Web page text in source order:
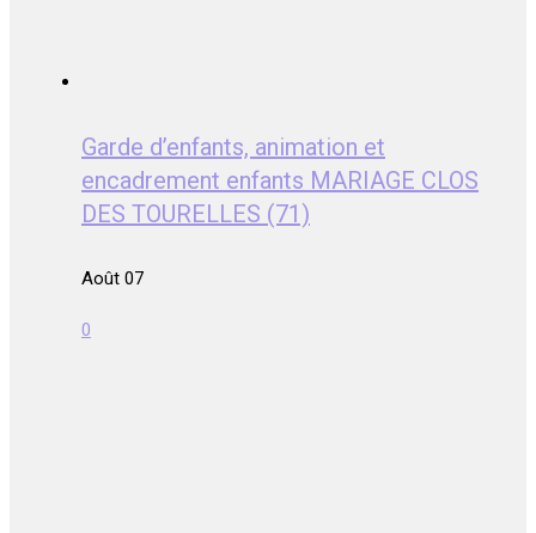
Garde d’enfants, animation et
encadrement enfants MARIAGE CLOS
DES TOURELLES (71)
Août 07
0